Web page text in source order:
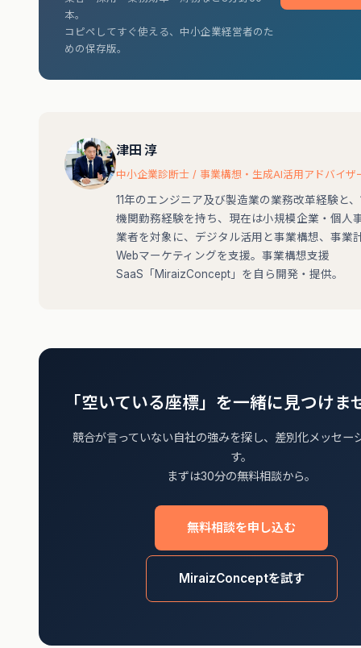
本。
コピペしてすぐ使える、中小企業経営者のた
めの保存版。
津田 淳
中小企業診断士 / 事業構想・生成AI活用アドバイザ
11年のエンジニア及び製造業の業務改革経験と
機関勤務経験を持ち、現在は小規模企業・個人
業者を対象に、デジタル活用と事業構想、事業
Webマーケティングを支援。事業構想支援
SaaS「MiraizConcept」を自ら開発・提供。
「空いている座標」を一緒に見つけま
競合が言っていない自社の強みを探し、差別化メッセー
す。
まずは30分の無料相談から。
無料相談を申し込む
MiraizConceptを試す